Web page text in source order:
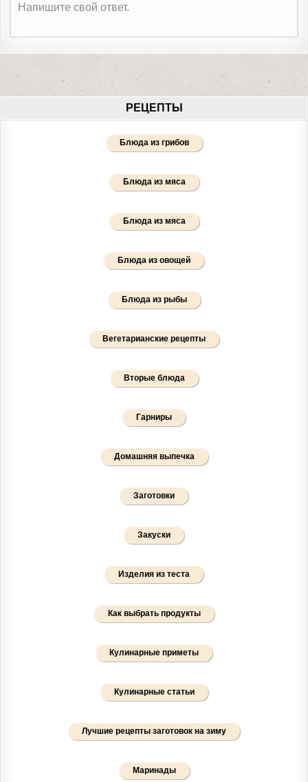
Напишите свой ответ.
РЕЦЕПТЫ
Блюда из грибов
Блюда из мяса
Блюда из мяса
Блюда из овощей
Блюда из рыбы
Вегетарианские рецепты
Вторые блюда
Гарниры
Домашняя выпечка
Заготовки
Закуски
Изделия из теста
Как выбрать продукты
Кулинарные приметы
Кулинарные статьи
Лучшие рецепты заготовок на зиму
Маринады